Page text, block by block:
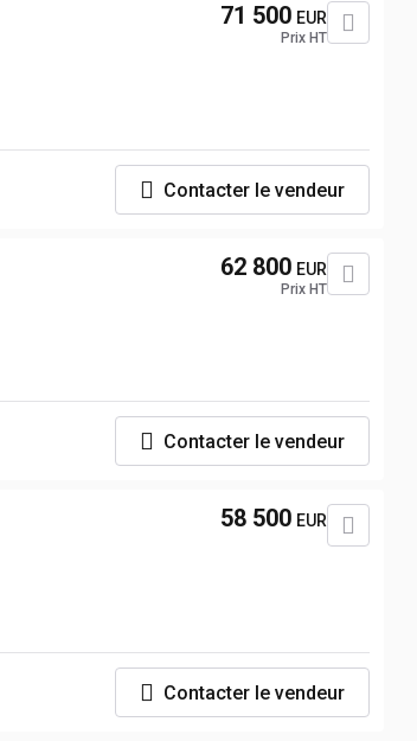
71 500 EUR
Prix HT
Contacter le vendeur
62 800 EUR
Prix HT
Contacter le vendeur
58 500 EUR
Contacter le vendeur